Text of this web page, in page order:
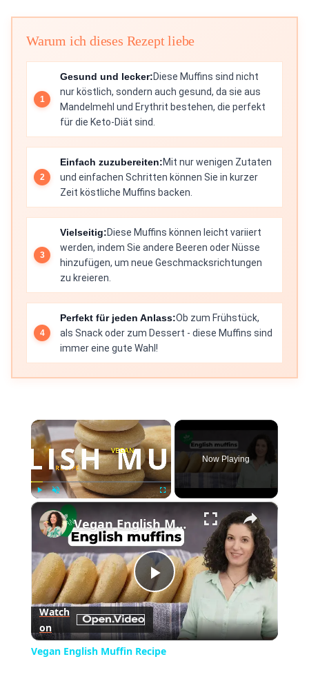
Warum ich dieses Rezept liebe
Gesund und lecker:Diese Muffins sind nicht
nur köstlich, sondern auch gesund, da sie aus
Mandelmehl und Erythrit bestehen, die perfekt
für die Keto-Diät sind.
Einfach zuzubereiten:Mit nur wenigen Zutaten
und einfachen Schritten können Sie in kurzer
Zeit köstliche Muffins backen.
Vielseitig:Diese Muffins können leicht variiert
werden, indem Sie andere Beeren oder Nüsse
hinzufügen, um neue Geschmacksrichtungen
zu kreieren.
Perfekt für jeden Anlass:Ob zum Frühstück,
als Snack oder zum Dessert - diese Muffins sind
immer eine gute Wahl!
×
Unmute
Now Playing
×
Play
Video
Vegan English Muffin Recipe
Watch
on
Vegan English Muffin Recipe